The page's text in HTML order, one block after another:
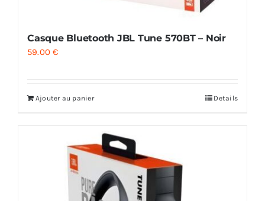
Casque Bluetooth JBL Tune 570BT – Noir
59.00€
Ajouter au panier Details